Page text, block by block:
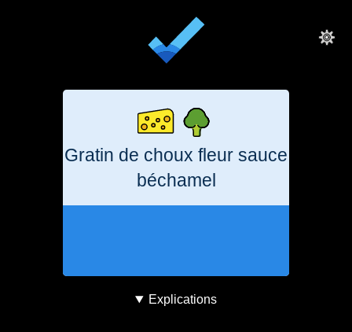
Gratin de choux fleur sauce
béchamel
Explications